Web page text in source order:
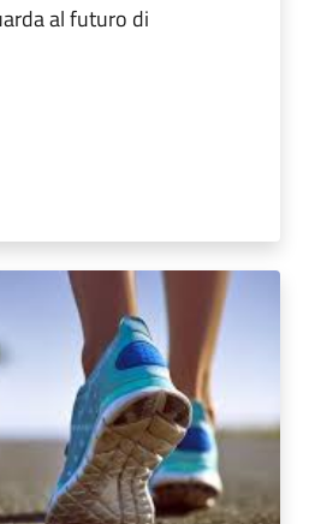
al futuro di